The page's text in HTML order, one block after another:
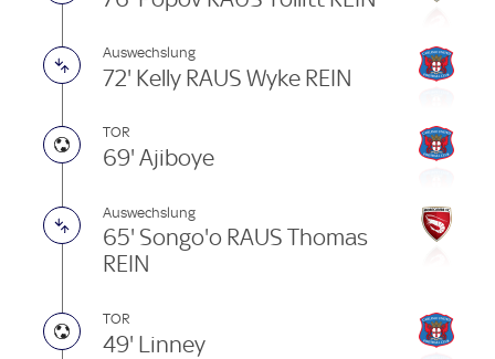
Auswechslung
72' Kelly RAUS Wyke REIN
TOR
69' Ajiboye
Auswechslung
65' Songo'o RAUS Thomas
REIN
TOR
49' Linney